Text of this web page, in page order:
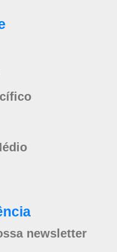
newsletter